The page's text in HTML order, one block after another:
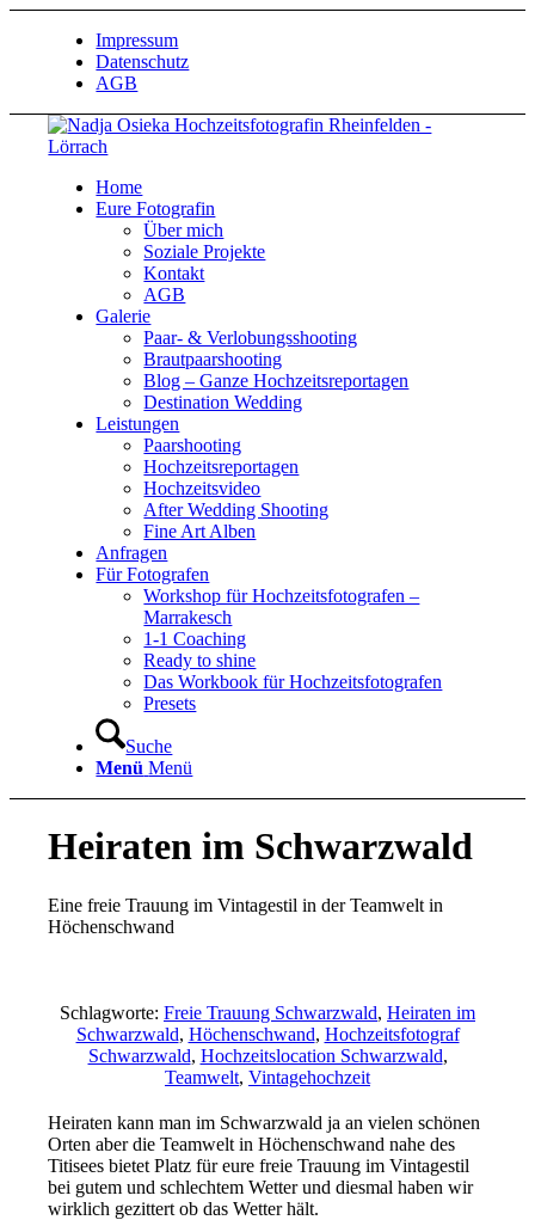
Impressum
Datenschutz
AGB
Home
Eure Fotografin
Über mich
Soziale Projekte
Kontakt
AGB
Galerie
Paar- & Verlobungsshooting
Brautpaarshooting
Blog – Ganze Hochzeitsreportagen
Destination Wedding
Leistungen
Paarshooting
Hochzeitsreportagen
Hochzeitsvideo
After Wedding Shooting
Fine Art Alben
Anfragen
Für Fotografen
Workshop für Hochzeitsfotografen –
Marrakesch
1-1 Coaching
Ready to shine
Das Workbook für Hochzeitsfotografen
Presets
Suche
Menü Menü
Heiraten im Schwarzwald
Eine freie Trauung im Vintagestil in der Teamwelt in
Höchenschwand
Schlagworte: Freie Trauung Schwarzwald, Heiraten im
Schwarzwald, Höchenschwand, Hochzeitsfotograf
Schwarzwald, Hochzeitslocation Schwarzwald,
Teamwelt, Vintagehochzeit
Heiraten kann man im Schwarzwald ja an vielen schönen
Orten aber die Teamwelt in Höchenschwand nahe des
Titisees bietet Platz für eure freie Trauung im Vintagestil
bei gutem und schlechtem Wetter und diesmal haben wir
wirklich gezittert ob das Wetter hält.